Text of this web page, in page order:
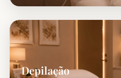
Depilação